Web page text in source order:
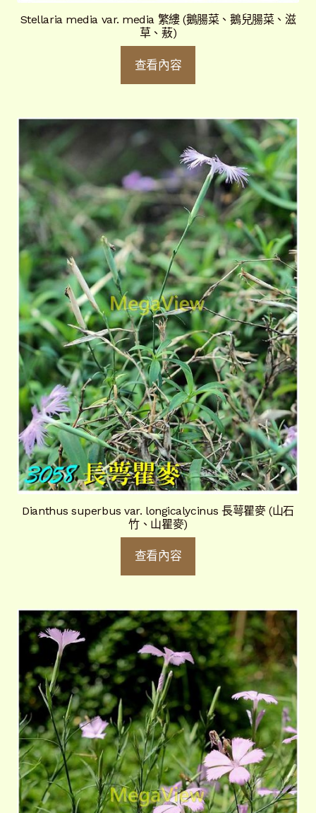
Stellaria media var. media 繁縷 (鵝腸菜、鵝兒腸菜、滋
草、蔜)
查看內容
Dianthus superbus var. longicalycinus 長萼瞿麥 (山石
竹、山瞿麥)
查看內容